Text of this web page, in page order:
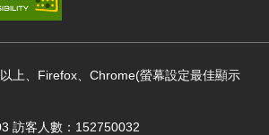
上、Firefox、Chrome(螢幕設定最佳顯示
訪客人數：152750032